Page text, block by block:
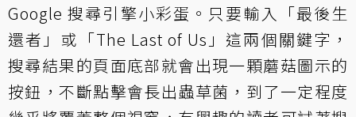
Google 搜尋引擎小彩蛋。只要輸入「最後生
還者」或「The Last of Us」這兩個關鍵字，
搜尋結果的頁面底部就會出現一顆蘑菇圖示的
按鈕，不斷點擊會長出蟲草菌，到了一定程度